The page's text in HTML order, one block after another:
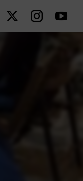
en
Seguir en
Seguir